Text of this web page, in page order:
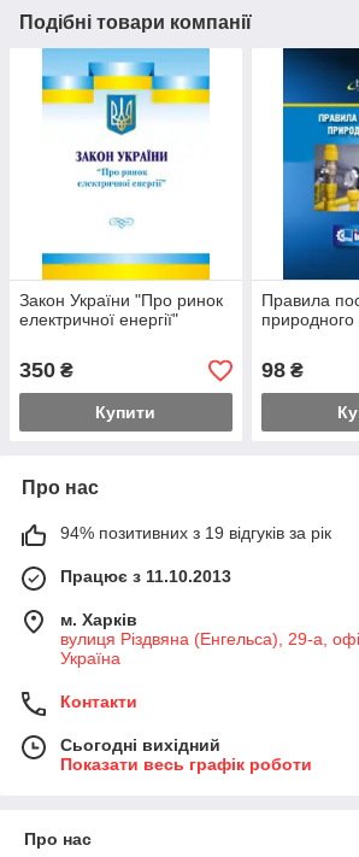
Подібні товари компанії
Закон України "Про ринок
електричної енергії"
350 ₴
Купити
Правила
природного
98₴
Про нас
94% позитивних з 19 відгуків за рік
Працює з 11.10.2013
м. Харків
вулиця Різдвяна (Енгельса), 29-а,
Україна
Контакти
Сьогодні вихідний
Показати весь графік роботи
Про нас